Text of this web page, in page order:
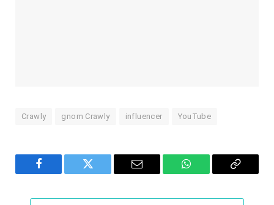
Crawly gnom Crawly influencer YouTube
Facebook Twitter Email WhatsAppCopy